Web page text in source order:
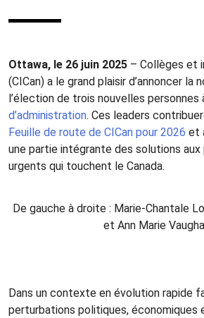
Ottawa, le 26 juin 2025 – Collèges et
(CICan) a le grand plaisir d’annoncer la
l’élection de trois nouvelles personnes
d’administration. Ces leaders
Feuille de route de CICan pour 2026 et
une partie intégrante des solutions
urgents qui touchent le Canada.
De gauche à droite : Marie-Chantale
et Ann Marie
Dans un contexte en évolution rapide
perturbations politiques, économiques